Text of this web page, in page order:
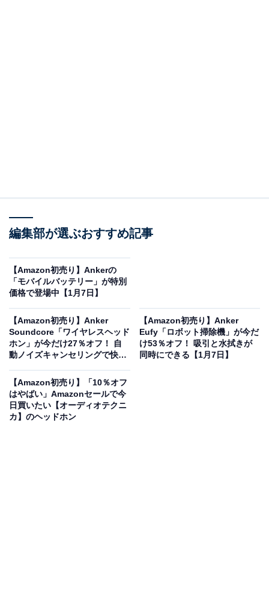
ゼンハイザーが得意とする開放型
場と透明感のあるナチュラルなサウンドを再生。
然で広い音場と快適な装着感を実現しています。
パッドは肌触りの良いベロア素材
ーブルと、1.2mの3.5mmケーブルが付属しており、使い
勝手も抜群です。
しました」「ボーカルラインは綺麗に聞こえますし、低
音もしっかり」という声があがっています。開放型のヘ
ッドホンを探している人や、ヘッドホンの買い替えを考
編集部が選ぶおすすめ記事
【Amazon初売り】Ankerの
「モバイルバッテリー」が特別
価格で登場中【1月7日】
【Amazon初売り】Anker
Soundcore「ワイヤレスヘッド
ホン」が今だけ27％オフ！ 自
動ノイズキャンセリングで快適
【Amazon初売り】Anker
Eufy「ロボット掃除機」が今だ
け53％オフ！ 吸引と水拭きが
同時にできる【1月7日】
【Amazon初売り】「10％オフ
はやばい」Amazonセールで今
日買いたい【オーディオテクニ
カ】のヘッドホン